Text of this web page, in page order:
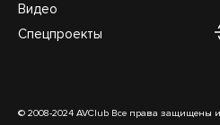
Видео
Спецпроекты
© 2008-2024 AVClub Все права защищены